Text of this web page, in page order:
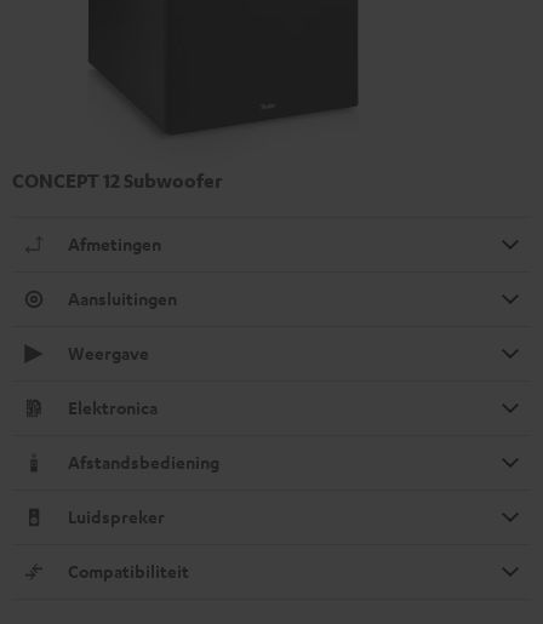
CONCEPT 12 Subwoofer
Afmetingen
Aansluitingen
Weergave
Elektronica
Afstandsbediening
Luidspreker
Compatibiliteit